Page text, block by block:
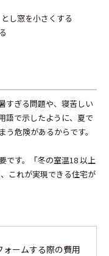
し窓を小さくする
すぎる問題や、寝苦しい
語で示したように、夏で
危険があるからです。
です。「冬の室温18 以上
これが実現できる住宅が
ームする際の費用